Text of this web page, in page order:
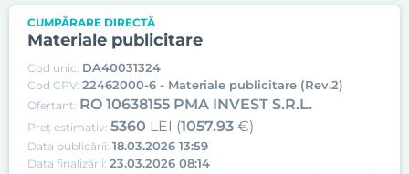
CUMPĂRARE DIRECTĂ
Materiale publicitare
Cod unic: DA40031324
Cod CPV: 22462000-6 - Materiale publicitare (Rev.2)
Ofertant: RO 10638155 PMA INVEST S.R.L.
Preț estimativ: 5360 LEI (1057.93 €)
Data publicării: 18.03.2026 13:59
Data finalizării: 23.03.2026 08:14